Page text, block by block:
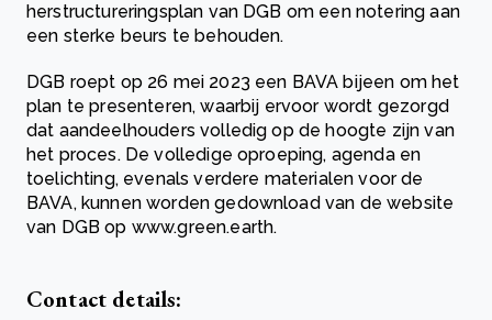
herstructureringsplan van DGB om een notering aan
een sterke beurs te behouden.
DGB roept op 26 mei 2023 een BAVA bijeen om het
plan te presenteren, waarbij ervoor wordt gezorgd
dat aandeelhouders volledig op de hoogte zijn van
het proces. De volledige oproeping, agenda en
toelichting, evenals verdere materialen voor de
BAVA, kunnen worden gedownload van de website
van DGB op www.green.earth.
Contact details: